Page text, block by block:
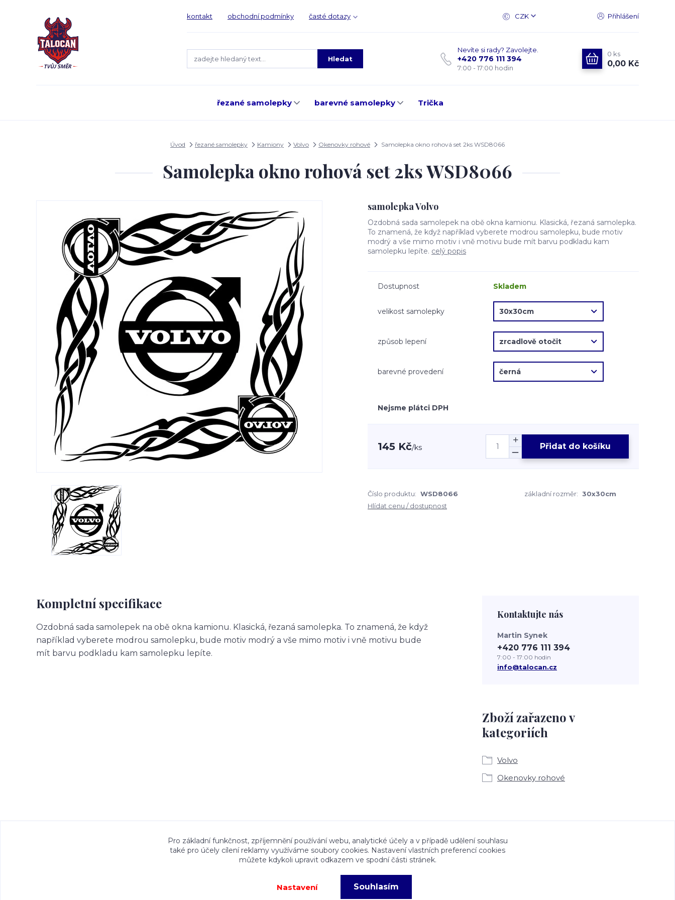
kontakt obchodní podmínky časté dotazy CZK Přihlášení
Hledat
Nevíte si rady? Zavolejte.
+420 776 111 394
7:00 - 17:00 hodin
0 ks
0,00 Kč
řezané samolepky barevné samolepky Trička
Úvod řezané samolepky Kamiony Volvo Okenovky rohové Samolepka okno rohová set 2ks WSD8066
Samolepka okno rohová set 2ks WSD8066
samolepka Volvo
Ozdobná sada samolepek na obě okna kamionu. Klasická, řezaná samolepka.
To znamená, že když například vyberete modrou samolepku, bude motiv
modrý a vše mimo motiv i vně motivu bude mít barvu podkladu kam
samolepku lepíte. celý popis
Dostupnost Skladem
velikost samolepky
způsob lepení
barevné provedení
Nejsme plátci DPH
145 Kč/ks Přidat do košíku
Číslo produktu: WSD8066 základní rozměr: 30x30cm
Hlídat cenu / dostupnost
Kompletní specifikace
Ozdobná sada samolepek na obě okna kamionu. Klasická, řezaná samolepka. To znamená, že když
například vyberete modrou samolepku, bude motiv modrý a vše mimo motiv i vně motivu bude
mít barvu podkladu kam samolepku lepíte.
Zboží zařazeno v
kategoriích
Volvo
Okenovky rohové
Kontaktujte nás
Martin Synek
+420 776 111 394
7:00 - 17:00 hodin
info@talocan.cz
Veškeré fotografie, grafické návrhy, vizualizace a textový obsah zveřejněný na stránkách Talocan.cz a CeskeSamolepky.cz jsou chráněny autorským
právem. Jejich použití bez předchozího písemného souhlasu provozovatele je zakázáno.
Pro základní funkčnost, zpříjemnění používání webu, analytické účely a v případě udělení souhlasu
také pro účely cílení reklamy využíváme soubory cookies. Nastavení vlastních preferencí cookies
můžete kdykoli upravit odkazem ve spodní části stránek.
Nastavení Souhlasím